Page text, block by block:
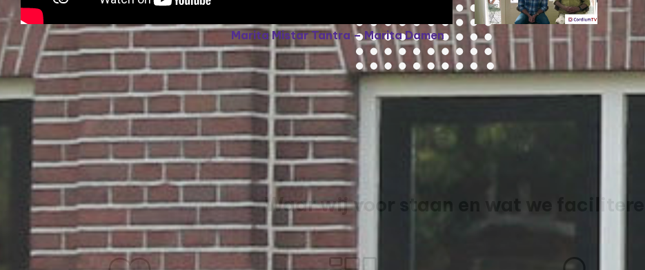
Marita Mistar Tantra – Marita Damen
Waar wij voor staan en wat we faciliteren